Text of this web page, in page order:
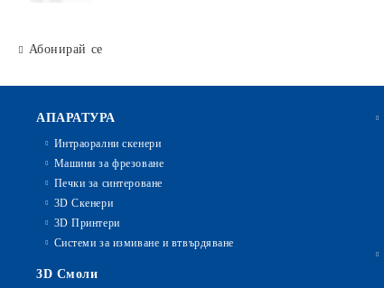
Абонирай се
АПАРАТУРА
Интраорални скенери
Машини за фрезоване
Печки за синтероване
3D Скенери
3D Принтери
Системи за измиване и втвърдяване
3D Смоли